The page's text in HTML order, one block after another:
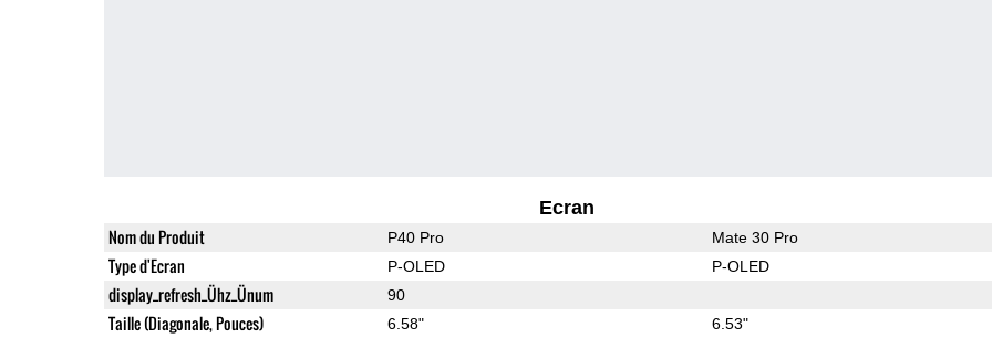
Ecran
Nom du Produit P40 Pro Mate 30 Pro
Type d'Ecran P-OLED P-OLED
display_refresh_Ühz_Ünum 90
Taille (Diagonale, Pouces) 6.58" 6.53"